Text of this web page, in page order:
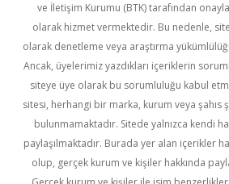
ve İletişim Kurumu (BTK) tarafından
olarak hizmet vermektedir. Bu nedenle,
olarak denetleme veya araştırma
Ancak, üyelerimiz yazdıkları içeriklerin
siteye üye olarak bu sorumluluğu kabul
sitesi, herhangi bir marka, kurum veya şahıs
bulunmamaktadır. Sitede yalnızca kendi
paylaşılmaktadır. Burada yer alan içerikler
olup, gerçek kurum ve kişiler hakkında